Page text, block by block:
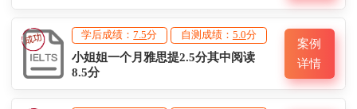
学后成绩：7.5分 自测成绩： 5.0分
小姐姐一个月雅思提2.5分其中阅读
8.5分
案例
详情